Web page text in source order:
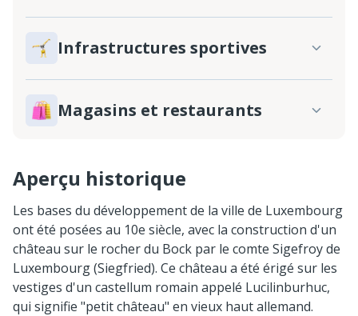
Infrastructures sportives
Magasins et restaurants
Aperçu historique
Les bases du développement de la ville de Luxembourg
ont été posées au 10e siècle, avec la construction d'un
château sur le rocher du Bock par le comte Sigefroy de
Luxembourg (Siegfried). Ce château a été érigé sur les
vestiges d'un castellum romain appelé Lucilinburhuc,
qui signifie "petit château" en vieux haut allemand.